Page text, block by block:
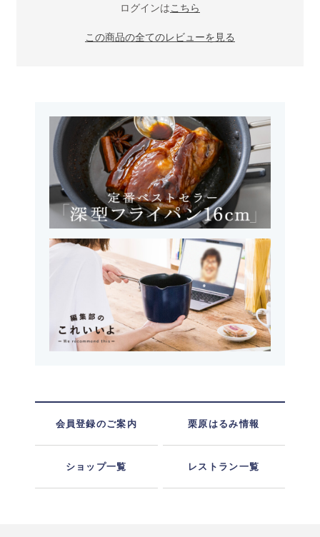
ログインはこちら
この商品の全てのレビューを見る
会員登録のご案内 栗原はるみ情報
ショップ一覧 レストラン一覧